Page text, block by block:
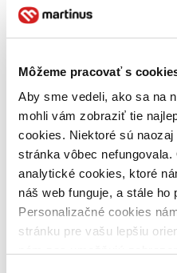
Môžeme pracovať s
Aby sme vedeli, ako sa na
mohli vám zobraziť tie
cookies. Niektoré sú
stránka vôbec
analytické cookies, ktoré
náš web funguje, a stále ho
Personalizačné cookies
stránku pre vašu lepšiu
Najvyššia zľava
Zrušiť filtre